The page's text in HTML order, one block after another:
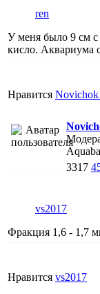
ren
У меня было 9 см с
кисло. Аквариума
Нравится
3317
vs2017
Фракция 1,6 - 1,7
Нравится vs2017